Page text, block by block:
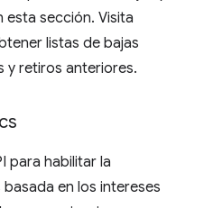
esta sección. Visita
listas de bajas
y retiros anteriores.
para habilitar la
en los intereses